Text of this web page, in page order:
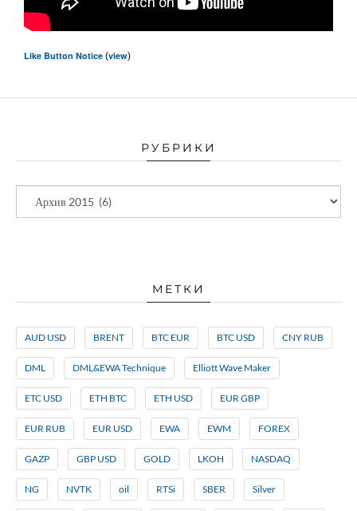
Like Button Notice (view)
РУБРИКИ
МЕТКИ
AUD USD BRENT BTC EUR BTC USD CNY RUB
DML DML&EWA Technique Elliott Wave Maker
ETC USD ETH BTC ETH USD EUR GBP
EUR RUB EUR USD EWA EWM FOREX
GAZP GBP USD GOLD LKOH NASDAQ
NG NVTK oil RTSi SBER Silver